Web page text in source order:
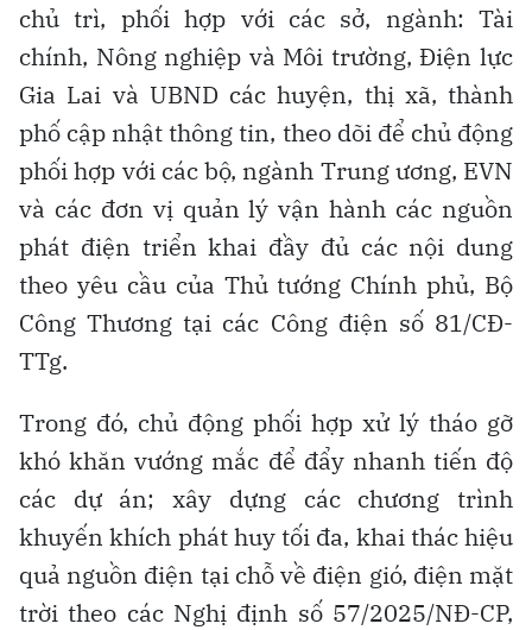
chủ trì, phối hợp với các sở, ngành: Tài
chính, Nông nghiệp và Môi trường, Điện lực
Gia Lai và UBND các huyện, thị xã, thành
phố cập nhật thông tin, theo dõi để chủ động
phối hợp với các bộ, ngành Trung ương, EVN
và các đơn vị quản lý vận hành các nguồn
phát điện triển khai đầy đủ các nội dung
theo yêu cầu của Thủ tướng Chính phủ, Bộ
Công Thương tại các Công điện số 81/CĐ-
TTg.
Trong đó, chủ động phối hợp xử lý tháo gỡ
khó khăn vướng mắc để đẩy nhanh tiến độ
các dự án; xây dựng các chương trình
khuyến khích phát huy tối đa, khai thác hiệu
quả nguồn điện tại chỗ về điện gió, điện mặt
trời theo các Nghị định số 57/2025/NĐ-CP,